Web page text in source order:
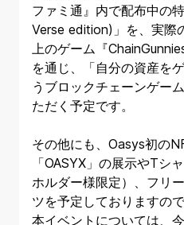
ファミ通』内で配布中の
Verse edition)」を、実際
上のゲーム『
を通じ、「自分の資産を
うブロックチェーンゲー
ただく予定です。
その他にも、Oasys初の
「OASYX」の展示やTシ
ホルダー様限定）、フリ
ツを予定しておりますの
本イベントについては、